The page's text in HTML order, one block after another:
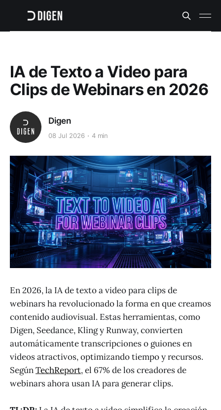
IA de Texto a Video para
Clips de Webinars en 2026
Digen
08 Jul 2026 4 min
En 2026, la IA de texto a video para clips de
webinars ha revolucionado la forma en que creamos
contenido audiovisual. Estas herramientas, como
Digen, Seedance, Kling y Runway, convierten
automáticamente transcripciones o guiones en
videos atractivos, optimizando tiempo y recursos.
SegúnTechReport, el 67% de los creadores de
webinars ahora usan IA para generar clips.